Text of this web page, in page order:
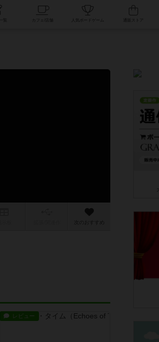
人気ボードゲーム
次のおすすめ
レビュー